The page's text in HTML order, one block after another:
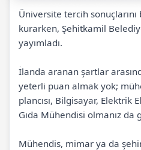
Üniversite tercih
kurarken, Şehitkamil
yayımladı.
İlanda aranan şartlar
yeterli puan almak yok;
plancısı, Bilgisayar, Elektrik
Gıda Mühendisi olmanız da
Mühendis, mimar ya da